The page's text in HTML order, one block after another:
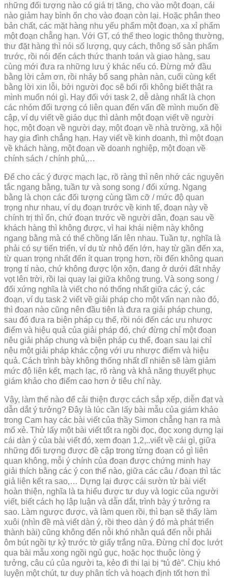
những đối tượng nào có giá trị tăng, cho vào một đoạn, cái
nào giảm hay bình ổn cho vào đoạn còn lại. Hoặc phân theo
bản chất, các mặt hàng nhu yếu phẩm một đoạn, xa xỉ phẩm
một đoạn chẳng hạn. Với GT, có thể theo logic thông thường,
thư đặt hàng thì nói số lượng, quy cách, thông số sản phẩm
trước, rồi nói đến cách thức thanh toán và giao hàng, sau
cùng mới đưa ra những lưu ý khác nếu có. Đừng mở đầu
bằng lời cảm ơn, rồi nhảy bổ sang phàn nàn, cuối cùng kết
bằng lời xin lỗi, bởi người đọc sẽ bối rối không biết thật ra
mình muốn nói gì. Hay đối với task 2, dễ dàng nhất là chọn
các nhóm đối tượng có liên quan đến vấn đề mình muốn đề
cập, ví dụ viết về giáo dục thì dành một đoạn viết về người
học, một đoạn về người dạy, một đoạn về nhà trường, xã hội
hay gia đình chẳng hạn. Hay viết về kinh doanh, thì một đoạn
về khách hàng, một đoạn về doanh nghiệp, một đoạn về
chính sách / chính phủ,…
Để cho các ý được mạch lạc, rõ ràng thì nên nhớ các nguyên
tắc ngang bằng, tuần tự và song song / đối xứng. Ngang
bằng là chọn các đối tượng cùng tầm cỡ / mức độ quan
trọng như nhau, ví dụ đoạn trước về kinh tế, đoạn này về
chính trị thì ổn, chứ đoạn trước về người dân, đoạn sau về
khách hàng thì không được, vì hai khái niệm này không
ngang bằng mà có thể chồng lấn lên nhau. Tuần tự, nghĩa là
phải có sự tiến triển, ví dụ từ nhỏ đến lớn, hay từ gần đến xa,
từ quan trọng nhất đến ít quan trọng hơn, rồi đến không quan
trọng tí nào, chứ không được lộn xộn, đang ở dưới đất nhảy
vọt lên trời, rồi lại quay lại giữa không trung. Và song song /
đối xứng nghĩa là viết cho nó thống nhất giữa các ý, các
đoạn, ví dụ task 2 viết về giải pháp cho một vấn nạn nào đó,
thì đoạn nào cũng nên đầu tiên là đưa ra giải pháp chung,
sau đó đưa ra biện pháp cụ thể, rồi nói đến các ưu nhược
điểm và hiệu quả của giải pháp đó, chứ đừng chỉ một đoạn
nêu giải pháp chung và biện pháp cụ thể, đoạn sau lại chỉ
nêu một giải pháp khác cộng với ưu nhược điểm và hiệu
quả. Cách trình bày không thống nhất dĩ nhiên sẽ làm giảm
mức độ liên kết, mạch lạc, rõ ràng và khả năng thuyết phục
giám khảo cho điểm cao hơn ở tiêu chí này.
Vậy, làm thế nào để cải thiện được cách sắp xếp, diễn đạt và
dẫn dắt ý tưởng? Đây là lúc cần lấy bài mẫu của giám khảo
trong Cam hay các bài viết của thầy Simon chẳng hạn ra mà
mổ xẻ. Thử lấy một bài viết tốt ra ngồi đọc, đọc xong dựng lại
cái dàn ý của bài viết đó, xem đoạn 1,2,..viết về cái gì, giữa
những đối tượng được đề cập trong từng đoạn có gì liên
quan không, mỗi ý chính của đoạn được chứng minh hay
giải thích bằng các ý con thế nào, giữa các câu / đoạn thì tác
giả liên kết ra sao,… Dựng lại được cái sườn từ bài viết
hoàn thiện, nghĩa là ta hiểu được tư duy và logic của người
viết, biết cách họ lập luận và dẫn dắt, trình bày ý tưởng ra
sao. Làm ngược được, và làm quen rồi, thì bạn sẽ thấy làm
xuôi (nhìn đề mà viết dàn ý, rồi theo dàn ý đó mà phát triển
thành bài) cũng không đến nỗi khó nhằn quá đến nỗi phải
ôm bút ngồi tự kỷ trước tờ giấy trắng nữa. Đừng chỉ đọc lướt
qua bài mẫu xong ngồi ngủ gục, hoặc học thuộc lòng ý
tưởng, câu cú của người ta, kẻo đi thi lại bị “tủ đè”. Chịu khó
luyện một chút, tư duy phân tích và hoạch định tốt hơn thì